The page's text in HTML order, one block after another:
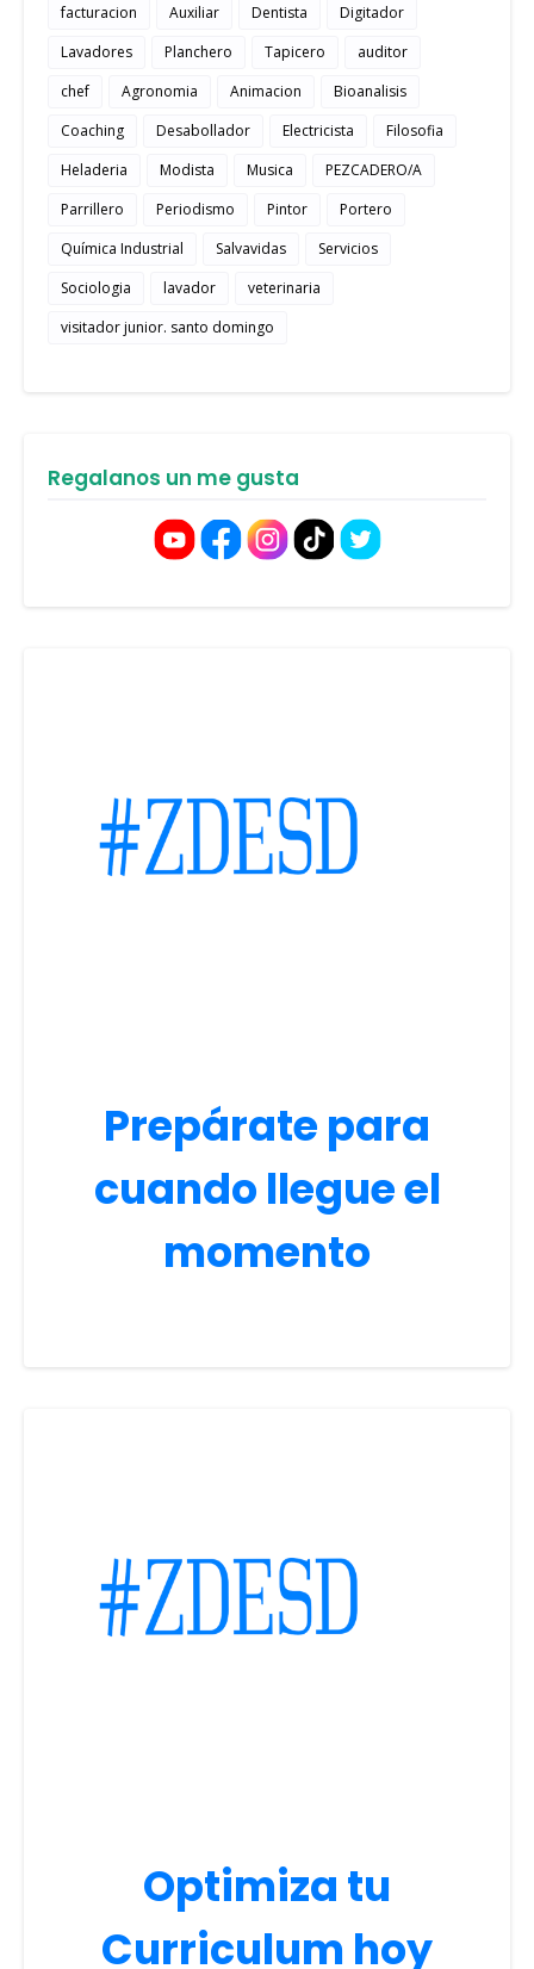
facturacion
Auxiliar Dentista
Digitador
Lavadores
Planchero Tapicero
auditor
chef
Agronomia Animacion
Bioanalisis
Coaching
Desabollador Electricista
Filosofia
Heladeria
Modista Musica
PEZCADERO/A
Parrillero
Periodismo Pintor
Portero
Química Industrial
Salvavidas
Servicios
Sociologia
lavador
veterinaria
visitador junior. santo domingo
Regalanos un me gusta
Prepárate para
cuando llegue el
momento
Optimiza tu
Curriculum hoy